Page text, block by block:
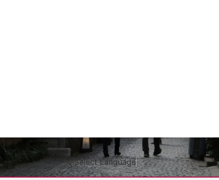
Select Language▼